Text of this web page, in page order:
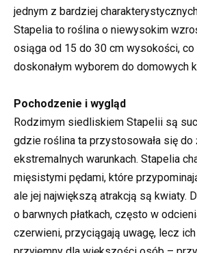
jednym z bardziej
Stapelia to roślina o niewysokim
osiąga od 15 do 30 cm wysokości, co
doskonałym wyborem do domowych
Pochodzenie i wygląd
Rodzimym siedliskiem Stapelii są
gdzie roślina ta przystosowała się do
ekstremalnych warunkach. Stapelia
mięsistymi pędami, które
ale jej największą atrakcją są kwiaty.
o barwnych płatkach, często w
czerwieni, przyciągają uwagę, lecz